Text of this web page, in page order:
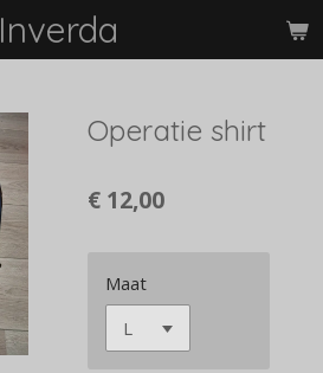
Inverda
Operatie shirt
€ 12,00
Maat